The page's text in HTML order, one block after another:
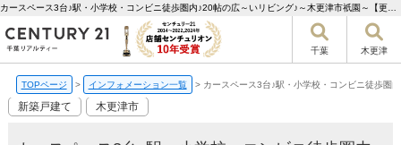
千葉 木更津
TOPページ > インフォメーション一覧 > カースペース3台♪駅・小学校・コンビニ徒歩圏
新築戸建て 木更津市